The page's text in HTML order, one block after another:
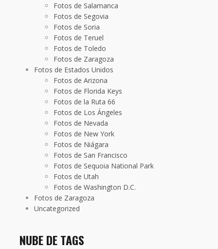
Fotos de Salamanca
Fotos de Segovia
Fotos de Soria
Fotos de Teruel
Fotos de Toledo
Fotos de Zaragoza
Fotos de Estados Unidos
Fotos de Arizona
Fotos de Florida Keys
Fotos de la Ruta 66
Fotos de Los Ángeles
Fotos de Nevada
Fotos de New York
Fotos de Niágara
Fotos de San Francisco
Fotos de Sequoia National Park
Fotos de Utah
Fotos de Washington D.C.
Fotos de Zaragoza
Uncategorized
NUBE DE TAGS